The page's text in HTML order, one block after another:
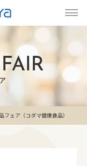
フェア（コダマ健康食品）